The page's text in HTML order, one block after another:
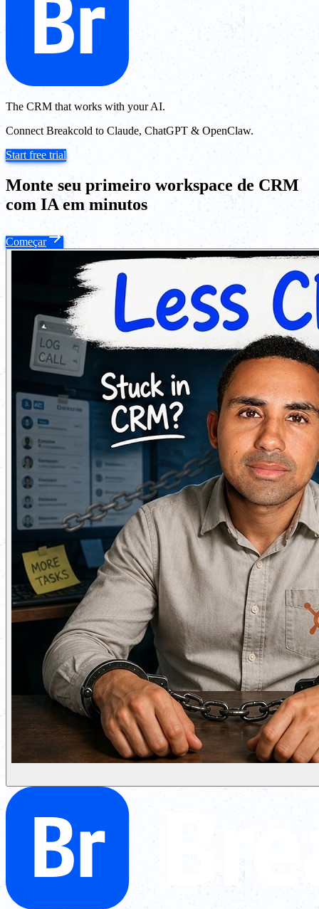
The CRM that works with your AI.
Connect Breakcold to Claude, ChatGPT & OpenClaw.
Start free trial
Monte seu primeiro workspace de CRM
com IA em minutos
Começar